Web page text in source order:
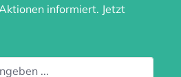
informiert. Jetzt